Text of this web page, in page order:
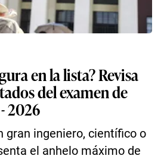
en la lista? Revisa
del examen de
2026
gran ingeniero, científico o
el anhelo máximo de